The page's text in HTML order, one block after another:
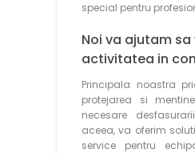
special pentru
Noi va ajutam
activitatea in
Principala noastra
protejarea si
necesare
aceea, va oferim
service pentru